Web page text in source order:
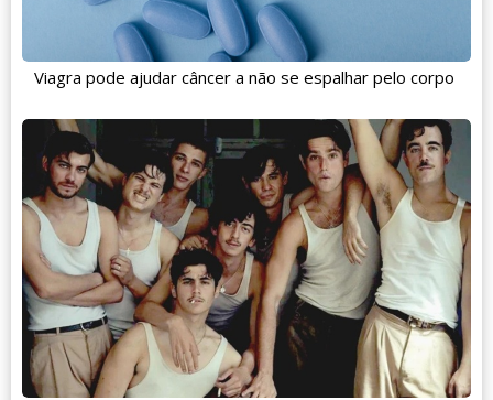
Viagra pode ajudar câncer a não se espalhar pelo corpo